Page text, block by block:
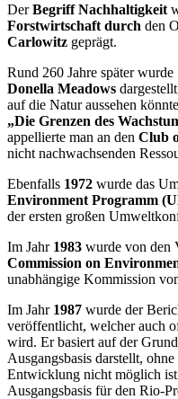
DerBegriff Nachhaltigkeit
Forstwirtschaft durch den
Carlowitz geprägt.
Rund 260 Jahre später wurde
Donella Meadows
auf die Natur aussehen
„Die Grenzen des
appellierte man an den Club
nicht nachwachsenden
Ebenfalls 1972 wurde das
Environment Programm
der ersten großen
Im Jahr 1983 wurde von den
Commission on
unabhängige Kommission
Im Jahr 1987 wurde der
veröffentlicht, welcher auch
wird. Er basiert auf der
Ausgangsbasis darstellt,
Entwicklung nicht möglich
Ausgangsbasis für den Rio-